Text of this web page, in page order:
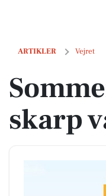
ARTIKLER Vejret
Sommerdag med
skarp